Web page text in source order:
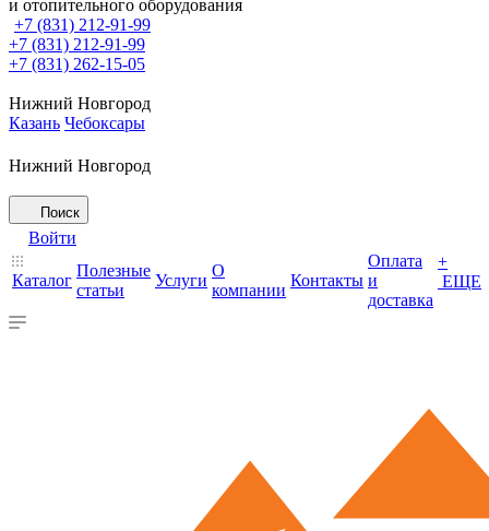
и отопительного оборудования
+7 (831) 212-91-99
+7 (831) 212-91-99
+7 (831) 262-15-05
Нижний Новгород
Казань Чебоксары
Нижний Новгород
Поиск
Войти
Каталог
Полезные
статьи
Услуги
О
компании
Контакты
Оплата
и
доставка
+
ЕЩЕ